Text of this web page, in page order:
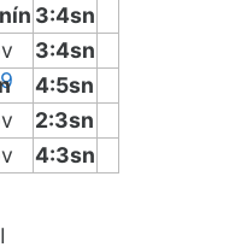
3:4sn
3:4sn
4:5sn
2:3sn
4:3sn